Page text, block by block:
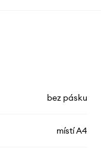
bez pásku
místí A4